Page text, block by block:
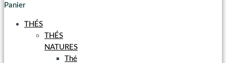
Panier
THÉS
THÉS
NATURES
Thé